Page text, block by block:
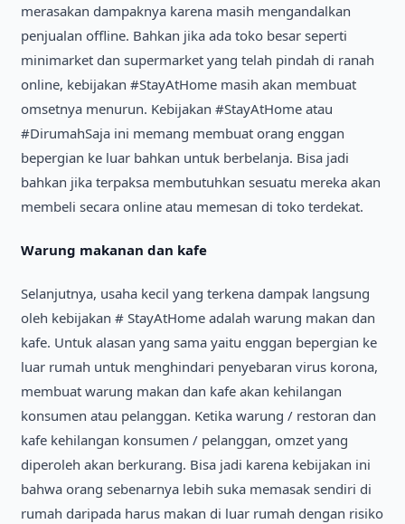
merasakan dampaknya karena masih mengandalkan
penjualan offline. Bahkan jika ada toko besar seperti
minimarket dan supermarket yang telah pindah di ranah
online, kebijakan #StayAtHome masih akan membuat
omsetnya menurun. Kebijakan #StayAtHome atau
#DirumahSaja ini memang membuat orang enggan
bepergian ke luar bahkan untuk berbelanja. Bisa jadi
bahkan jika terpaksa membutuhkan sesuatu mereka akan
membeli secara online atau memesan di toko terdekat.
Warung makanan dan kafe
Selanjutnya, usaha kecil yang terkena dampak langsung
oleh kebijakan # StayAtHome adalah warung makan dan
kafe. Untuk alasan yang sama yaitu enggan bepergian ke
luar rumah untuk menghindari penyebaran virus korona,
membuat warung makan dan kafe akan kehilangan
konsumen atau pelanggan. Ketika warung / restoran dan
kafe kehilangan konsumen / pelanggan, omzet yang
diperoleh akan berkurang. Bisa jadi karena kebijakan ini
bahwa orang sebenarnya lebih suka memasak sendiri di
rumah daripada harus makan di luar rumah dengan risiko